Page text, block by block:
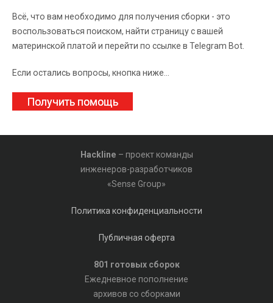
Всё, что вам необходимо для получения сборки - это
воспользоваться поиском, найти страницу с вашей
материнской платой и перейти по ссылке в Telegram Bot.
Если остались вопросы, кнопка ниже...
Получить помощь
Hackline – проект команды
инженеров-разработчиков
«Sense Group»
Политика конфиденциальности
Публичная оферта
801 готовых сборок
Ежедневное пополнение
архивов со сборками